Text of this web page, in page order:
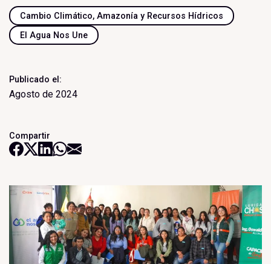
Cambio Climático, Amazonía y Recursos Hídricos
El Agua Nos Une
Publicado el:
Agosto de 2024
Compartir